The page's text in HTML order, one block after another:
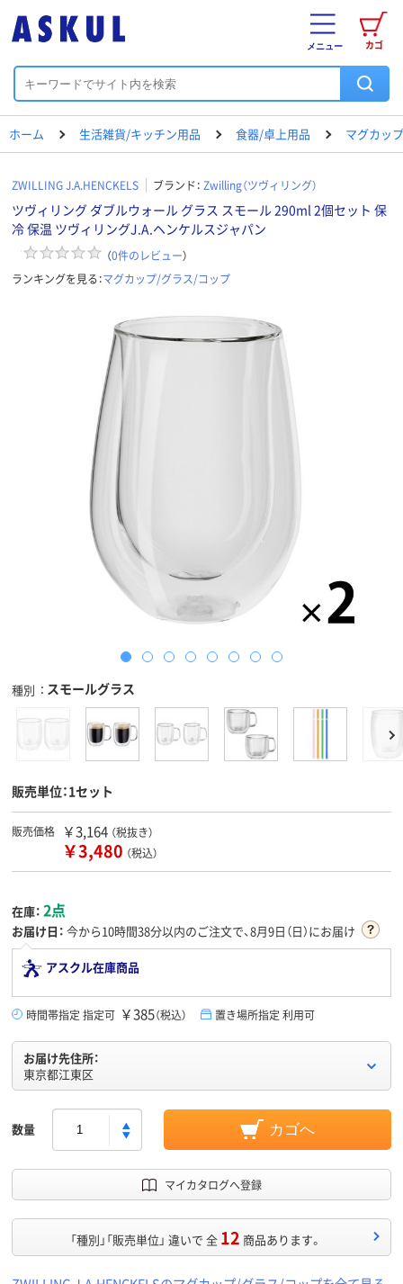
カゴ
メニュー
ホーム 生活雑貨/キッチン用品 食器/卓上用品 マグカッ
ZWILLING J.A.HENCKELS ブランド： Zwilling（ツヴィリング）
ツヴィリング ダブルウォール グラス スモール 290ml 2個セット 保
冷 保温 ツヴィリングJ.A.ヘンケルスジャパン
（0件のレビュー）
ランキングを見る：マグカップ/グラス/コップ
種別 スモールグラス
販売単位：1セット
販売価格 ￥3,164 （税抜き）
￥3,480 （税込）
在庫： 2点
お届け日： 今から10時間38分以内のご注文で、8月9日（日）にお届け
アスクル在庫商品
時間帯指定 指定可 ￥385（税込） 置き場所指定 利用可
お届け先住所：
東京都江東区
数量 カゴへ
マイカタログへ登録
「種別」「販売単位」 違いで 全 12 商品あります。